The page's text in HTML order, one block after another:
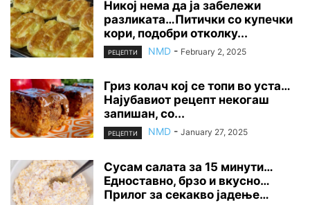
Никој нема да ја забележи
разликата…Питички со купечки
кори, подобри отколку...
РЕЦЕПТИ NMD - February 2, 2025
Гриз колач кој се топи во уста…
Најубавиот рецепт некогаш
запишан, со...
РЕЦЕПТИ NMD - January 27, 2025
Сусам салата за 15 минути…
Едноставно, брзо и вкусно…
Прилог за секакво јадење…